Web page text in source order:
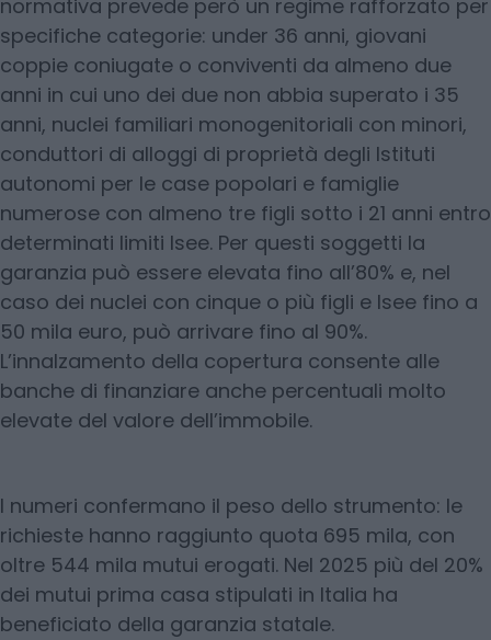
normativa prevede però un regime rafforzato per
specifiche categorie: under 36 anni, giovani
coppie coniugate o conviventi da almeno due
anni in cui uno dei due non abbia superato i 35
anni, nuclei familiari monogenitoriali con minori,
conduttori di alloggi di proprietà degli Istituti
autonomi per le case popolari e famiglie
numerose con almeno tre figli sotto i 21 anni entro
determinati limiti Isee. Per questi soggetti la
garanzia può essere elevata fino all’80% e, nel
caso dei nuclei con cinque o più figli e Isee fino a
50 mila euro, può arrivare fino al 90%.
L’innalzamento della copertura consente alle
banche di finanziare anche percentuali molto
elevate del valore dell’immobile.
I numeri confermano il peso dello strumento: le
richieste hanno raggiunto quota 695 mila, con
oltre 544 mila mutui erogati. Nel 2025 più del 20%
dei mutui prima casa stipulati in Italia ha
beneficiato della garanzia statale.